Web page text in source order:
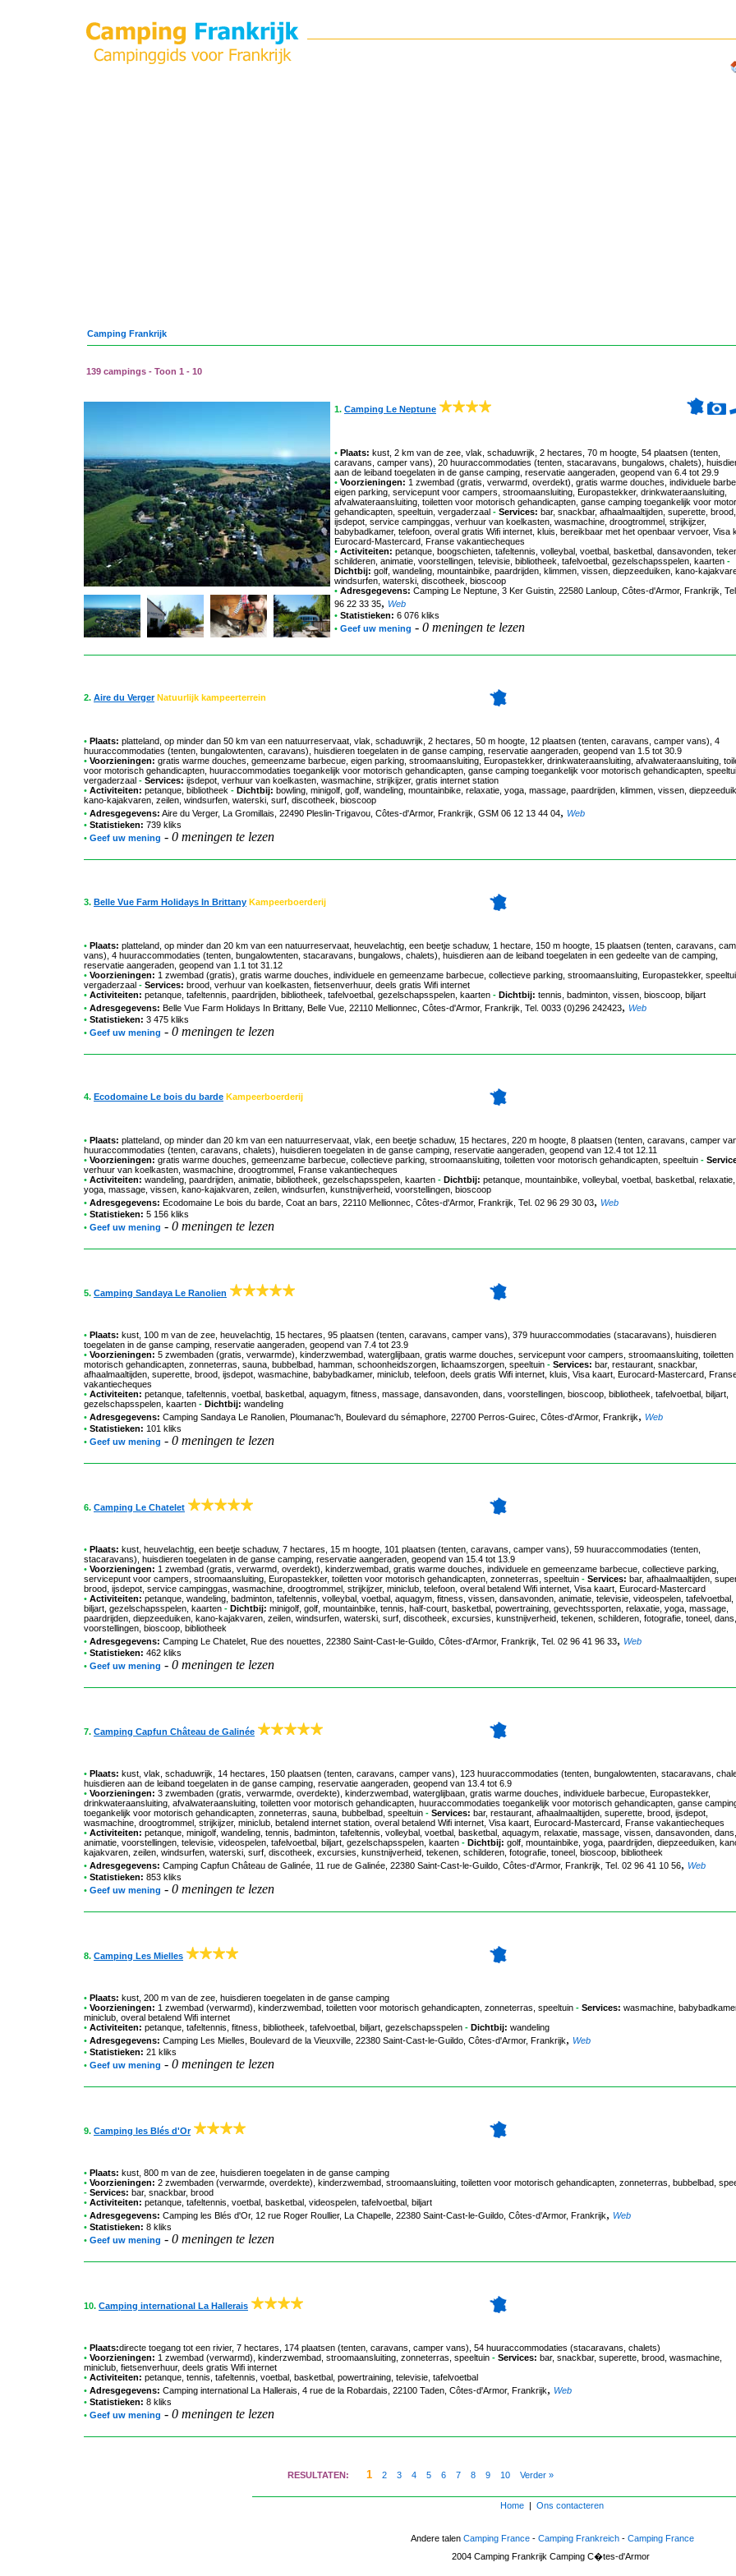
Camping Frankrijk
139 campings - Toon 1 - 10
1. Camping Le Neptune
• Plaats: kust, 2 km van de zee, vlak, schaduwrijk, 2 hectares, 70 m hoogte, 54 plaatsen (tenten,
caravans, camper vans), 20 huuraccommodaties (tenten, stacaravans, bungalows, chalets),
aan de leiband toegelaten in de ganse camping, reservatie aangeraden, geopend van 6.4 tot 29.9
• Voorzieningen: 1 zwembad (gratis, verwarmd, overdekt), gratis warme douches, individuele
eigen parking, servicepunt voor campers, stroomaansluiting, Europastekker, drinkwateraansluiting,
afvalwateraansluiting, toiletten voor motorisch gehandicapten, ganse camping toegankelijk voor
gehandicapten, speeltuin, vergaderzaal - Services: bar, snackbar, afhaalmaaltijden, superette, brood,
ijsdepot, service campinggas, verhuur van koelkasten, wasmachine, droogtrommel, strijkijzer,
babybadkamer, telefoon, overal gratis Wifi internet, kluis, bereikbaar met het openbaar vervoer, Visa
Eurocard-Mastercard, Franse vakantiecheques
• Activiteiten: petanque, boogschieten, tafeltennis, volleybal, voetbal, basketbal, dansavonden,
schilderen, animatie, voorstellingen, televisie, bibliotheek, tafelvoetbal, gezelschapsspelen, kaarten -
Dichtbij: golf, wandeling, mountainbike, paardrijden, klimmen, vissen, diepzeeduiken, kano-
windsurfen, waterski, discotheek, bioscoop
• Adresgegevens: Camping Le Neptune , 3 Ker Guistin, 22580 Lanloup, Côtes-d'Armor, Frankrijk,
96 22 33 35, Web
• Statistieken: 6 076 kliks
• Geef uw mening - 0 meningen te lezen
2. Aire du VergerNatuurlijk kampeerterrein
• Plaats: platteland, op minder dan 50 km van een natuurreservaat, vlak, schaduwrijk, 2 hectares, 50 m hoogte, 12 plaatsen (tenten, caravans, camper vans), 4
huuraccommodaties (tenten, bungalowtenten, caravans), huisdieren toegelaten in de ganse camping, reservatie aangeraden, geopend van 1.5 tot 30.9
• Voorzieningen: gratis warme douches, gemeenzame barbecue, eigen parking, stroomaansluiting, Europastekker, drinkwateraansluiting, afvalwateraansluiting,
voor motorisch gehandicapten, huuraccommodaties toegankelijk voor motorisch gehandicapten, ganse camping toegankelijk voor motorisch gehandicapten,
vergaderzaal - Services: ijsdepot, verhuur van koelkasten, wasmachine, strijkijzer, gratis internet station
• Activiteiten: petanque, bibliotheek - Dichtbij: bowling, minigolf, golf, wandeling, mountainbike, relaxatie, yoga, massage, paardrijden, klimmen, vissen,
kano-kajakvaren, zeilen, windsurfen, waterski, surf, discotheek, bioscoop
• Adresgegevens: Aire du Verger, La Gromillais, 22490 Pleslin-Trigavou, Côtes-d'Armor, Frankrijk, GSM 06 12 13 44 04, Web
• Statistieken: 739 kliks
• Geef uw mening - 0 meningen te lezen
3. Belle Vue Farm Holidays In Brittany Kampeerboerderij
• Plaats: platteland, op minder dan 20 km van een natuurreservaat, heuvelachtig, een beetje schaduw, 1 hectare, 150 m hoogte, 15 plaatsen (tenten, caravans,
vans), 4 huuraccommodaties (tenten, bungalowtenten, stacaravans, bungalows, chalets), huisdieren aan de leiband toegelaten in een gedeelte van de camping,
reservatie aangeraden, geopend van 1.1 tot 31.12
• Voorzieningen: 1 zwembad (gratis), gratis warme douches, individuele en gemeenzame barbecue, collectieve parking, stroomaansluiting, Europastekker,
vergaderzaal - Services: brood, verhuur van koelkasten, fietsenverhuur, deels gratis Wifi internet
• Activiteiten: petanque, tafeltennis, paardrijden, bibliotheek, tafelvoetbal, gezelschapsspelen, kaarten - Dichtbij: tennis, badminton, vissen, bioscoop, biljart
• Adresgegevens: Belle Vue Farm Holidays In Brittany, Belle Vue, 22110 Mellionnec, Côtes-d'Armor, Frankrijk, Tel. 0033 (0)296 242423, Web
• Statistieken: 3 475 kliks
• Geef uw mening - 0 meningen te lezen
4. Ecodomaine Le bois du barde Kampeerboerderij
• Plaats: platteland, op minder dan 20 km van een natuurreservaat, vlak, een beetje schaduw, 15 hectares, 220 m hoogte, 8 plaatsen (tenten, caravans, camper
huuraccommodaties (tenten, caravans, chalets), huisdieren toegelaten in de ganse camping, reservatie aangeraden, geopend van 12.4 tot 12.11
• Voorzieningen: gratis warme douches, gemeenzame barbecue, collectieve parking, stroomaansluiting, toiletten voor motorisch gehandicapten, speeltuin -
verhuur van koelkasten, wasmachine, droogtrommel, Franse vakantiecheques
• Activiteiten: wandeling, paardrijden, animatie, bibliotheek, gezelschapsspelen, kaarten - Dichtbij: petanque, mountainbike, volleybal, voetbal, basketbal, relaxatie,
yoga, massage, vissen, kano-kajakvaren, zeilen, windsurfen, kunstnijverheid, voorstellingen, bioscoop
• Adresgegevens: Ecodomaine Le bois du barde , Coat an bars, 22110 Mellionnec, Côtes-d'Armor, Frankrijk, Tel. 02 96 29 30 03, Web
• Statistieken: 5 156 kliks
• Geef uw mening - 0 meningen te lezen
5. Camping Sandaya Le Ranolien
• Plaats: kust, 100 m van de zee, heuvelachtig, 15 hectares, 95 plaatsen (tenten, caravans, camper vans), 379 huuraccommodaties (stacaravans), huisdieren
toegelaten in de ganse camping, reservatie aangeraden, geopend van 7.4 tot 23.9
• Voorzieningen: 5 zwembaden (gratis, verwarmde), kinderzwembad, waterglijbaan, gratis warme douches, servicepunt voor campers, stroomaansluiting, toiletten
motorisch gehandicapten, zonneterras, sauna, bubbelbad, hamman, schoonheidszorgen, lichaamszorgen, speeltuin - Services: bar, restaurant, snackbar,
afhaalmaaltijden, superette, brood, ijsdepot, wasmachine, babybadkamer, miniclub, telefoon, deels gratis Wifi internet, kluis, Visa kaart, Eurocard-Mastercard,
vakantiecheques
• Activiteiten: petanque, tafeltennis, voetbal, basketbal, aquagym, fitness, massage, dansavonden, dans, voorstellingen, bioscoop, bibliotheek, tafelvoetbal, biljart,
gezelschapsspelen, kaarten - Dichtbij: wandeling
• Adresgegevens: Camping Sandaya Le Ranolien , Ploumanac'h, Boulevard du sémaphore, 22700 Perros-Guirec, Côtes-d'Armor, Frankrijk, Web
• Statistieken: 101 kliks
• Geef uw mening - 0 meningen te lezen
6. Camping Le Chatelet
• Plaats: kust, heuvelachtig, een beetje schaduw, 7 hectares, 15 m hoogte, 101 plaatsen (tenten, caravans, camper vans), 59 huuraccommodaties (tenten,
stacaravans), huisdieren toegelaten in de ganse camping, reservatie aangeraden, geopend van 15.4 tot 13.9
• Voorzieningen: 1 zwembad (gratis, verwarmd, overdekt), kinderzwembad, gratis warme douches, individuele en gemeenzame barbecue, collectieve parking,
servicepunt voor campers, stroomaansluiting, Europastekker, toiletten voor motorisch gehandicapten, zonneterras, speeltuin - Services: bar, afhaalmaaltijden,
brood, ijsdepot, service campinggas, wasmachine, droogtrommel, strijkijzer, miniclub, telefoon, overal betalend Wifi internet, Visa kaart, Eurocard-Mastercard
• Activiteiten: petanque, wandeling, badminton, tafeltennis, volleybal, voetbal, aquagym, fitness, vissen, dansavonden, animatie, televisie, videospelen, tafelvoetbal,
biljart, gezelschapsspelen, kaarten - Dichtbij: minigolf, golf, mountainbike, tennis, half-court, basketbal, powertraining, gevechtssporten, relaxatie, yoga, massage,
paardrijden, diepzeeduiken, kano-kajakvaren, zeilen, windsurfen, waterski, surf, discotheek, excursies, kunstnijverheid, tekenen, schilderen, fotografie, toneel, dans,
voorstellingen, bioscoop, bibliotheek
• Adresgegevens: Camping Le Chatelet , Rue des nouettes, 22380 Saint-Cast-le-Guildo, Côtes-d'Armor, Frankrijk, Tel. 02 96 41 96 33, Web
• Statistieken: 462 kliks
• Geef uw mening - 0 meningen te lezen
7. Camping Capfun Château de Galinée
• Plaats: kust, vlak, schaduwrijk, 14 hectares, 150 plaatsen (tenten, caravans, camper vans), 123 huuraccommodaties (tenten, bungalowtenten, stacaravans,
huisdieren aan de leiband toegelaten in de ganse camping, reservatie aangeraden, geopend van 13.4 tot 6.9
• Voorzieningen: 3 zwembaden (gratis, verwarmde, overdekte), kinderzwembad, waterglijbaan, gratis warme douches, individuele barbecue, Europastekker,
drinkwateraansluiting, afvalwateraansluiting, toiletten voor motorisch gehandicapten, huuraccommodaties toegankelijk voor motorisch gehandicapten, ganse
toegankelijk voor motorisch gehandicapten, zonneterras, sauna, bubbelbad, speeltuin - Services: bar, restaurant, afhaalmaaltijden, superette, brood, ijsdepot,
wasmachine, droogtrommel, strijkijzer, miniclub, betalend internet station, overal betalend Wifi internet, Visa kaart, Eurocard-Mastercard, Franse vakantiecheques
• Activiteiten: petanque, minigolf, wandeling, tennis, badminton, tafeltennis, volleybal, voetbal, basketbal, aquagym, relaxatie, massage, vissen, dansavonden, dans,
animatie, voorstellingen, televisie, videospelen, tafelvoetbal, biljart, gezelschapsspelen, kaarten - Dichtbij: golf, mountainbike, yoga, paardrijden, diepzeeduiken,
kajakvaren, zeilen, windsurfen, waterski, surf, discotheek, excursies, kunstnijverheid, tekenen, schilderen, fotografie, toneel, bioscoop, bibliotheek
• Adresgegevens: Camping Capfun Château de Galinée , 11 rue de Galinée, 22380 Saint-Cast-le-Guildo, Côtes-d'Armor, Frankrijk, Tel. 02 96 41 10 56, Web
• Statistieken: 853 kliks
• Geef uw mening - 0 meningen te lezen
8. Camping Les Mielles
• Plaats: kust, 200 m van de zee, huisdieren toegelaten in de ganse camping
• Voorzieningen: 1 zwembad (verwarmd), kinderzwembad, toiletten voor motorisch gehandicapten, zonneterras, speeltuin - Services: wasmachine,
miniclub, overal betalend Wifi internet
• Activiteiten: petanque, tafeltennis, fitness, bibliotheek, tafelvoetbal, biljart, gezelschapsspelen - Dichtbij: wandeling
• Adresgegevens: Camping Les Mielles , Boulevard de la Vieuxville, 22380 Saint-Cast-le-Guildo, Côtes-d'Armor, Frankrijk, Web
• Statistieken: 21 kliks
• Geef uw mening - 0 meningen te lezen
9. Camping les Blés d'Or
• Plaats: kust, 800 m van de zee, huisdieren toegelaten in de ganse camping
• Voorzieningen: 2 zwembaden (verwarmde, overdekte), kinderzwembad, stroomaansluiting, toiletten voor motorisch gehandicapten, zonneterras, bubbelbad,
- Services: bar, snackbar, brood
• Activiteiten: petanque, tafeltennis, voetbal, basketbal, videospelen, tafelvoetbal, biljart
• Adresgegevens: Camping les Blés d'Or, 12 rue Roger Roullier, La Chapelle, 22380 Saint-Cast-le-Guildo, Côtes-d'Armor, Frankrijk, Web
• Statistieken: 8 kliks
• Geef uw mening - 0 meningen te lezen
10. Camping international La Hallerais
• Plaats:directe toegang tot een rivier, 7 hectares, 174 plaatsen (tenten, caravans, camper vans), 54 huuraccommodaties (stacaravans, chalets)
• Voorzieningen: 1 zwembad (verwarmd), kinderzwembad, stroomaansluiting, zonneterras, speeltuin - Services: bar, snackbar, superette, brood, wasmachine,
miniclub, fietsenverhuur, deels gratis Wifi internet
• Activiteiten: petanque, tennis, tafeltennis, voetbal, basketbal, powertraining, televisie, tafelvoetbal
• Adresgegevens: Camping international La Hallerais , 4 rue de la Robardais, 22100 Taden, Côtes-d'Armor, Frankrijk, Web
• Statistieken: 8 kliks
• Geef uw mening - 0 meningen te lezen
RESULTATEN: 1 2 3 4 5 6 7 8 9 10 Verder »
Home | Ons contacteren
Andere talen Camping France- Camping Frankreich- Camping France
2004 Camping Frankrijk Camping C�tes-d'Armor